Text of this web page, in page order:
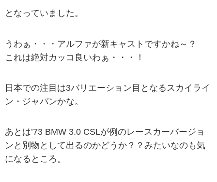
となっていました。
うわぁ・・・アルファが新キャストですかね～？
これは絶対カッコ良いわぁ・・・！
日本での注目は3バリエーション目となるスカイライ
ン・ジャパンかな。
あとは’73 BMW 3.0 CSLが例のレースカーバージョ
ンと別物として出るのかどうか？？みたいなのも気
になるところ。